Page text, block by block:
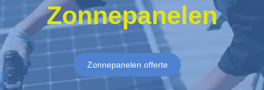
Zonnepanelen
Zonnepanelen offerte